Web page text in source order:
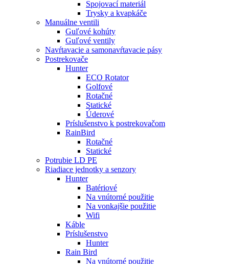
Spojovací materiál
Trysky a kvapkáče
Manuálne ventili
Guľové kohúty
Guľové ventily
Navŕtavacie a samonavŕtavacie pásy
Postrekovače
Hunter
ECO Rotator
Golfové
Rotačné
Statické
Úderové
Príslušenstvo k postrekovačom
RainBird
Rotačné
Statické
Potrubie LD PE
Riadiace jednotky a senzory
Hunter
Batériové
Na vnútorné použitie
Na vonkajšie použitie
Wifi
Káble
Príslušenstvo
Hunter
Rain Bird
Na vnútorné použitie